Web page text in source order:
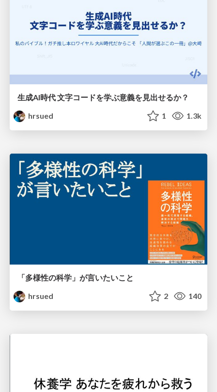
生成AI時代 文字コードを学ぶ意義を見出せるか？
hrsued
1 1.3k
「多様性の科学」が言いたいこと
hrsued
2 140